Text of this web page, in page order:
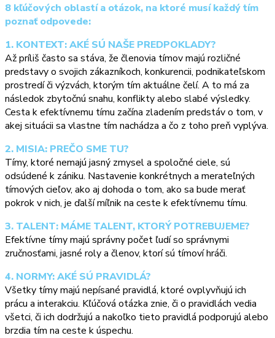
8 kľúčových oblastí a otázok, na ktoré musí každý tím
poznať odpovede:
1. KONTEXT: AKÉ SÚ NAŠE PREDPOKLADY?
Až príliš často sa stáva, že členovia tímov majú rozličné
predstavy o svojich zákazníkoch, konkurencii, podnikateľskom
prostredí či výzvách, ktorým tím aktuálne čelí. A to má za
následok zbytočnú snahu, konflikty alebo slabé výsledky.
Cesta k efektívnemu tímu začína zladením predstáv o tom, v
akej situácii sa vlastne tím nachádza a čo z toho preň vyplýva.
2. MISIA: PREČO SME TU?
Tímy, ktoré nemajú jasný zmysel a spoločné ciele, sú
odsúdené k zániku. Nastavenie konkrétnych a merateľných
tímových cieľov, ako aj dohoda o tom, ako sa bude merať
pokrok v nich, je ďalší míľnik na ceste k efektívnemu tímu.
3. TALENT: MÁME TALENT, KTORÝ POTREBUJEME?
Efektívne tímy majú správny počet ľudí so správnymi
zručnosťami, jasné roly a členov, ktorí sú tímoví hráči.
4. NORMY: AKÉ SÚ PRAVIDLÁ?
Všetky tímy majú nepísané pravidlá, ktoré ovplyvňujú ich
prácu a interakciu. Kľúčová otázka znie, či o pravidlách vedia
všetci, či ich dodržujú a nakoľko tieto pravidlá podporujú alebo
brzdia tím na ceste k úspechu.